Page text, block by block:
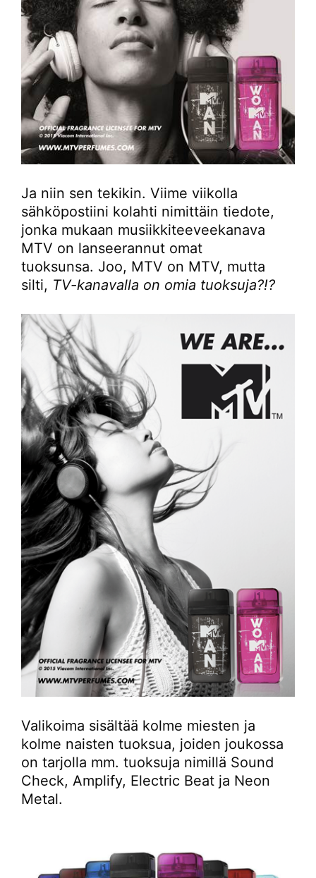
Ja niin sen tekikin. Viime viikolla
sähköpostiini kolahti nimittäin tiedote,
jonka mukaan musiikkiteeveekanava
MTV on lanseerannut omat
tuoksunsa. Joo, MTV on MTV, mutta
silti, TV-kanavalla on omia tuoksuja?!?
Valikoima sisältää kolme miesten ja
kolme naisten tuoksua, joiden joukossa
on tarjolla mm. tuoksuja nimillä Sound
Check, Amplify, Electric Beat ja Neon
Metal.